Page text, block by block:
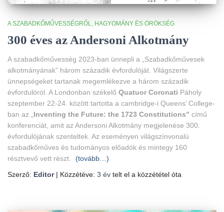
A SZABADKŐMŰVESSÉGRŐL HAGYOMÁNY ÉS ÖRÖKSÉG
300 éves az Andersoni Alkotmány
A szabadkőművesség 2023-ban ünnepli a „Szabadkőművesek
alkotmányának” három századik évfordulóját. Világszerte
ünnepségeket tartanak megemlékezve a három századik
évfordulóról. A Londonban székelő Quatuor Coronati Páholy
szeptember 22-24. között tartotta a cambridge-i Queens’ College-
ban az „ Inventing the Future: the 1723 Constitutions” című
konferenciát, amit az Andersoni Alkotmány megjelenése 300.
évfordulójának szenteltek. Az eseményen világszínvonalú
szabadkőműves és tudományos előadók és mintegy 160
résztvevő vett részt.
(tovább…)
Szerző: Editor| Közzétéve: 3 év telt el a közzététel óta